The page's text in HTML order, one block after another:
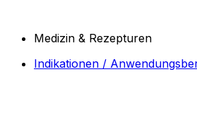
Medizin & Rezepturen
Indikationen /